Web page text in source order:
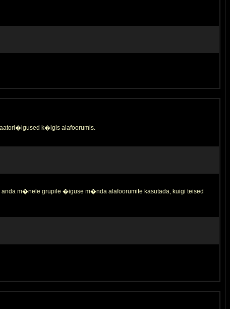
k�igis alafoorumis.
m�nele grupile �iguse m�nda alafoorumite kasutada, kuigi teised